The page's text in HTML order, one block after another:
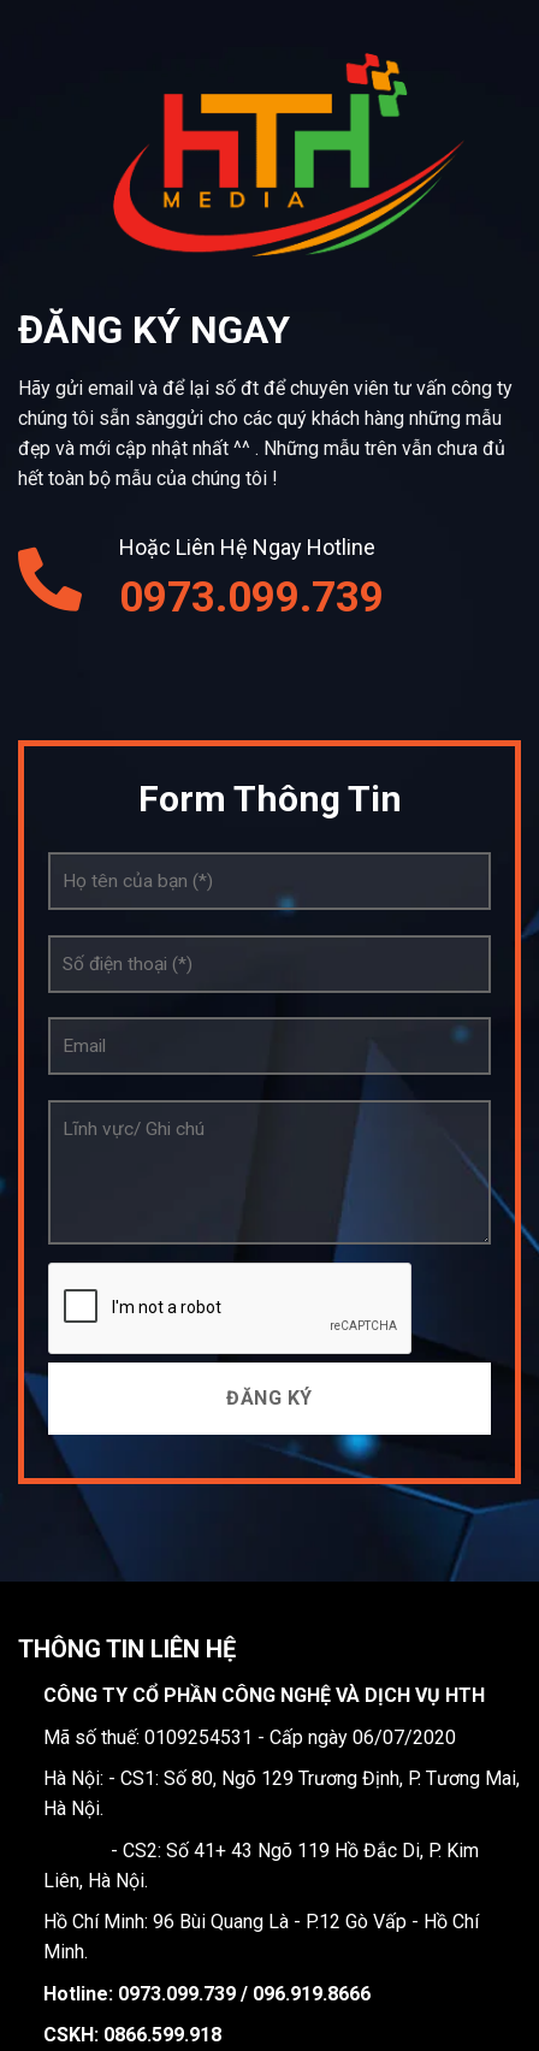
ĐĂNG KÝ NGAY
Hãy gửi email và để lại số đt để chuyên viên tư vấn công ty
chúng tôi sẵn sànggửi cho các quý khách hàng những mẫu
đẹp và mới cập nhật nhất ^^ . Những mẫu trên vẫn chưa đủ
hết toàn bộ mẫu của chúng tôi !
Hoặc Liên Hệ Ngay Hotline
0973.099.739
Form Thông Tin
THÔNG TIN LIÊN HỆ
CÔNG TY CỔ PHẦN CÔNG NGHỆ VÀ DỊCH VỤ HTH
Mã số thuế: 0109254531 - Cấp ngày 06/07/2020
Hà Nội: - CS1: Số 80, Ngõ 129 Trương Định, P. Tương Mai,
Hà Nội.
- CS2: Số 41+ 43 Ngõ 119 Hồ Đắc Di, P. Kim
Liên, Hà Nội.
Hồ Chí Minh: 96 Bùi Quang Là - P.12 Gò Vấp - Hồ Chí
Minh.
Hotline: 0973.099.739 / 096.919.8666
CSKH: 0866.599.918